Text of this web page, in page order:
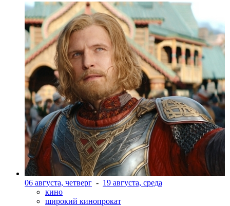
06 августа, четверг - 19 августа, среда
кино
широкий кинопрокат